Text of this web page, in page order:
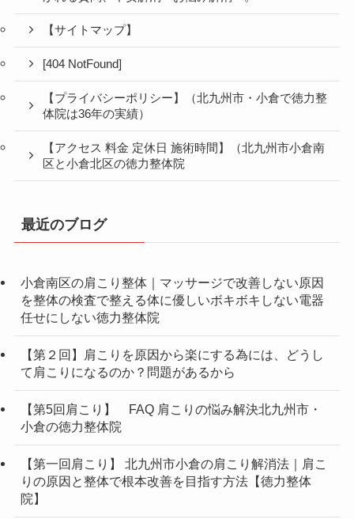
【サイトマップ】
[404 NotFound]
【プライバシーポリシー】（北九州市・小倉で徳力整
体院は36年の実績）
【アクセス 料金 定休日 施術時間】（北九州市小倉南
区と小倉北区の徳力整体院
最近のブログ
小倉南区の肩こり整体｜マッサージで改善しない原因
を整体の検査で整える体に優しいボキボキしない電器
任せにしない徳力整体院
【第２回】肩こりを原因から楽にする為には、どうし
て肩こりになるのか？問題があるから
【第5回肩こり】 FAQ 肩こりの悩み解決北九州市・
小倉の徳力整体院
【第一回肩こり】 北九州市小倉の肩こり解消法｜肩こ
りの原因と整体で根本改善を目指す方法【徳力整体
院】